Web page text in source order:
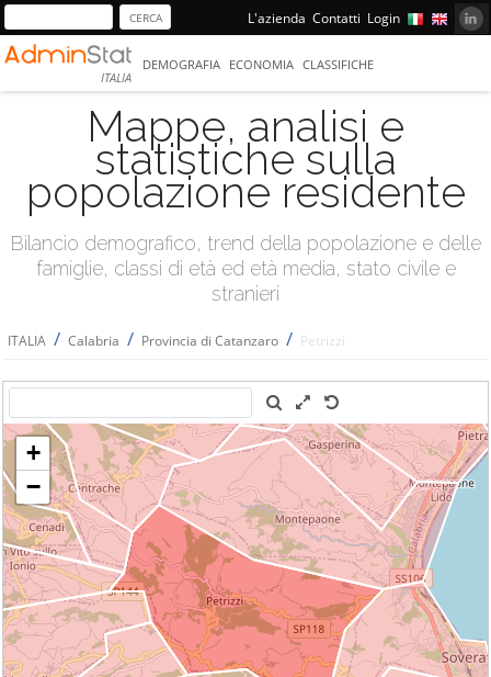
L'azienda Contatti Login
ITALIA
DEMOGRAFIA ECONOMIA CLASSIFICHE
Mappe, analisi e
statistiche sulla
popolazione residente
Bilancio demografico, trend della popolazione e delle
famiglie, classi di età ed età media, stato civile e
stranieri
ITALIA / Calabria / Provincia di Catanzaro / Petrizzi